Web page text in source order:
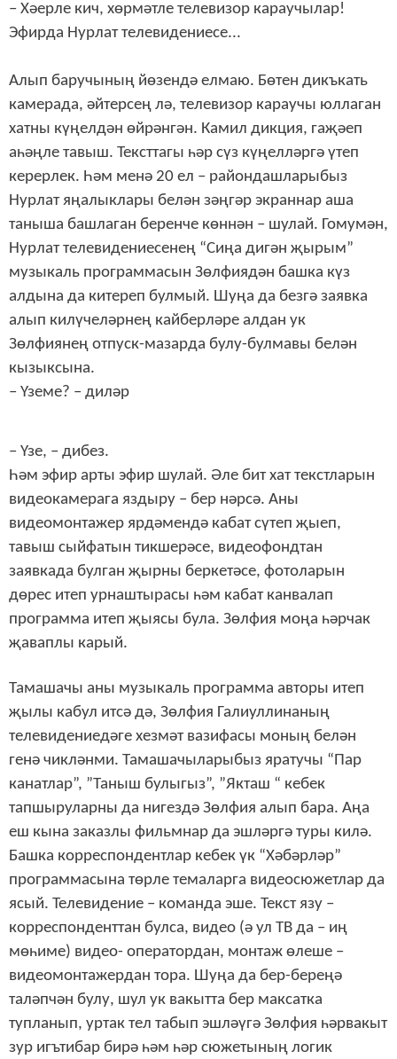
– Хәерле кич, хөрмәтле телевизор караучылар!
Эфирда Нурлат телевидениесе...
Алып баручының йөзендә елмаю. Бөтен дикъкать
камерада, әйтерсең лә, телевизор караучы юллаган
хатны күңелдән өйрәнгән. Камил дикция, гаҗәеп
аһәңле тавыш. Тексттагы һәр сүз күңелләргә үтеп
керерлек. Һәм менә 20 ел – райондашларыбыз
Нурлат яңалыклары белән зәңгәр экраннар аша
таныша башлаган беренче көннән – шулай. Гомумән,
Нурлат телевидениесенең “Сиңа дигән җырым”
музыкаль программасын Зөлфиядән башка күз
алдына да китереп булмый. Шуңа да безгә заявка
алып килүчеләрнең кайберләре алдан ук
Зөлфиянең отпуск-мазарда булу-булмавы белән
кызыксына.
– Үземе? – диләр
– Үзе, – дибез.
Һәм эфир арты эфир шулай. Әле бит хат текстларын
видеокамерага яздыру – бер нәрсә. Аны
видеомонтажер ярдәмендә кабат сүтеп җыеп,
тавыш сыйфатын тикшерәсе, видеофондтан
заявкада булган җырны беркетәсе, фотоларын
дөрес итеп урнаштырасы һәм кабат канвалап
программа итеп җыясы була. Зөлфия моңа һәрчак
җаваплы карый.
Тамашачы аны музыкаль программа авторы итеп
җылы кабул итсә дә, Зөлфия Галиуллинаның
телевидениедәге хезмәт вазифасы моның белән
генә чикләнми. Тамашачыларыбыз яратучы “Пар
канатлар”, ”Таныш булыгыз”, ”Якташ “ кебек
тапшыруларны да нигездә Зөлфия алып бара. Аңа
еш кына заказлы фильмнар да эшләргә туры килә.
Башка корреспондентлар кебек үк “Хәбәрләр”
программасына төрле темаларга видеосюжетлар да
ясый. Телевидение – команда эше. Текст язу –
корреспонденттан булса, видео (ә ул ТВ да – иң
мөһиме) видео- оператордан, монтаж өлеше –
видеомонтажердан тора. Шуңа да бер-береңә
таләпчән булу, шул ук вакытта бер максатка
тупланып, уртак тел табып эшләүгә Зөлфия һәрвакыт
зур игътибар бирә һәм һәр сюжетының логик